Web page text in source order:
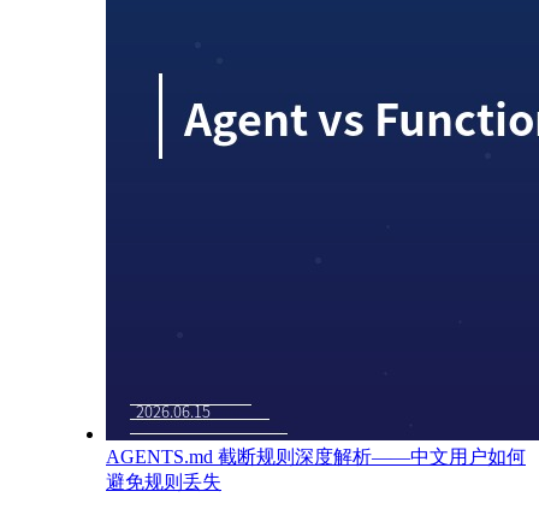
AGENTS.md 截断规则深度解析——中文用户如何
避免规则丢失